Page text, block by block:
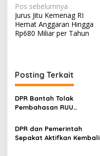
N
a
v
a
s
i
o
Pos sebelumnya
Jurus Jitu Kemenag RI
Hemat Anggaran Hingga
Rp680 Miliar per Tahun
Posting Terkait
DPR Bantah Tolak
Pembahasan RUU
DPR dan Pemerintah
Sepakat Aktifkan Kembali